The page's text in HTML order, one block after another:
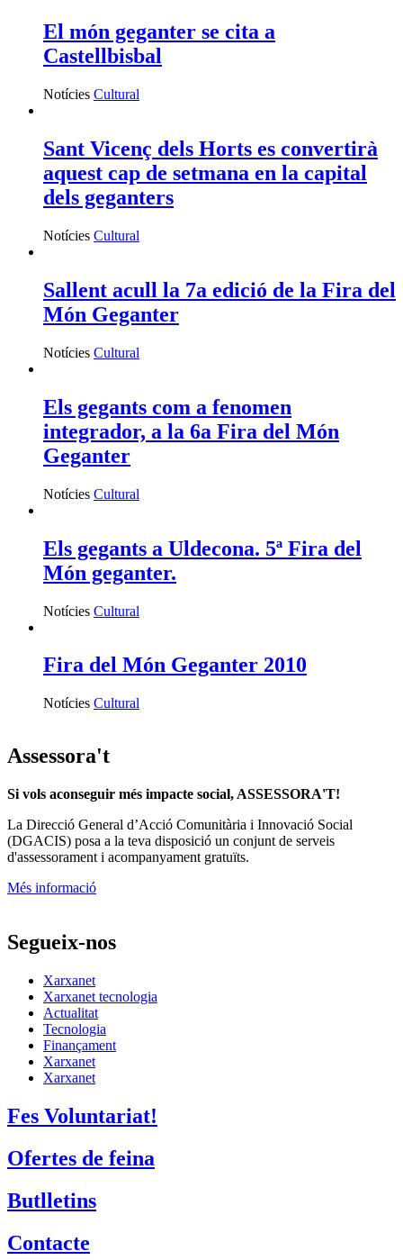
El món geganter se cita a
Castellbisbal
Notícies Cultural
Sant Vicenç dels Horts es convertirà
aquest cap de setmana en la capital
dels geganters
Notícies Cultural
Sallent acull la 7a edició de la Fira del
Món Geganter
Notícies Cultural
Els gegants com a fenomen
integrador, a la 6a Fira del Món
Geganter
Notícies Cultural
Els gegants a Uldecona. 5ª Fira del
Món geganter.
Notícies Cultural
Fira del Món Geganter 2010
Notícies Cultural
Assessora't
Si vols aconseguir més impacte social, ASSESSORA'T!
La Direcció General d’Acció Comunitària i Innovació Social
(DGACIS) posa a la teva disposició un conjunt de serveis
d'assessorament i acompanyament gratuïts.
Més informació
Segueix-nos
Xarxanet
Xarxanet tecnologia
Actualitat
Tecnologia
Finançament
Xarxanet
Xarxanet
Fes Voluntariat!
Ofertes de feina
Butlletins
Contacte